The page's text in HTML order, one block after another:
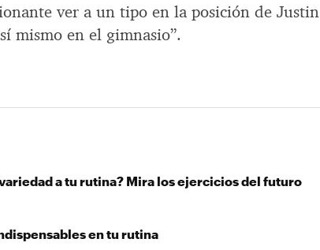
ver a un tipo en la posición de Justin
mismo en el gimnasio”.
a tu rutina? Mira los ejercicios del futuro
en tu rutina